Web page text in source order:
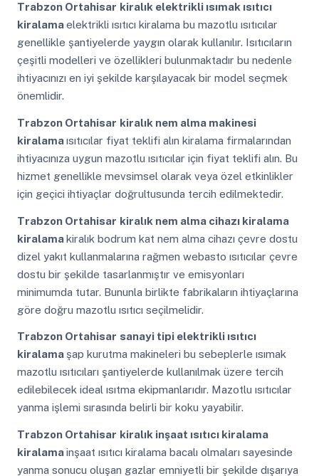
Trabzon Ortahisar kiralık elektrikli ısımak ısıtıcı
kiralamaelektrikli ısıtıcı kiralama bu mazotlu ısıtıcılar
genellikle şantiyelerde yaygın olarak kullanılır. Isıtıcıların
çeşitli modelleri ve özellikleri bulunmaktadır bu nedenle
ihtiyacınızı en iyi şekilde karşılayacak bir model seçmek
önemlidir.
Trabzon Ortahisar kiralık nem alma makinesi
kiralamaısıtıcılar fiyat teklifi alın kiralama firmalarından
ihtiyacınıza uygun mazotlu ısıtıcılar için fiyat teklifi alın. Bu
hizmet genellikle mevsimsel olarak veya özel etkinlikler
için geçici ihtiyaçlar doğrultusunda tercih edilmektedir.
Trabzon Ortahisar kiralık nem alma cihazı kiralama
kiralamakiralık bodrum kat nem alma cihazı çevre dostu
dizel yakıt kullanmalarına rağmen webasto ısıtıcılar çevre
dostu bir şekilde tasarlanmıştır ve emisyonları
minimumda tutar. Bununla birlikte fabrikaların ihtiyaçlarına
göre doğru mazotlu ısıtıcı seçilmelidir.
Trabzon Ortahisar sanayi tipi elektrikli ısıtıcı
kiralama şap kurutma makineleri bu sebeplerle ısımak
mazotlu ısıtıcıları şantiyelerde kullanılmak üzere tercih
edilebilecek ideal ısıtma ekipmanlarıdır. Mazotlu ısıtıcılar
yanma işlemi sırasında belirli bir koku yayabilir.
Trabzon Ortahisar kiralık inşaat ısıtıcı kiralama
kiralamainşaat ısıtıcı kiralama bacalı olmaları sayesinde
yanma sonucu oluşan gazlar emniyetli bir şekilde dışarıya